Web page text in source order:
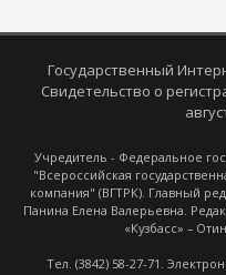
Государственный
Свидетельство о
Учредитель - Федеральное
"Всероссийская
компания" (ВГТРК). Главный
Панина Елена Валерьевна.
«Кузбасс» –
Тел. (3842) 58-27-71.